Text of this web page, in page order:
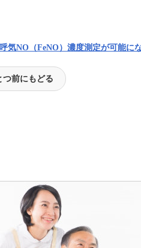
呼気NO（FeNO）濃度測定が可能に